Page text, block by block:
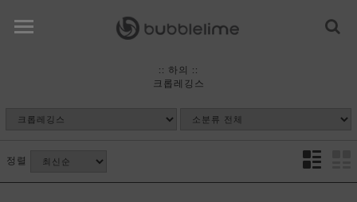
:: 하의
::
크롭레깅스
정렬